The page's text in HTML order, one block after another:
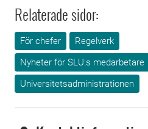
Relaterade sidor:
För chefer
Regelverk
Nyheter för SLU:s medarbetare
Universitetsadministrationen